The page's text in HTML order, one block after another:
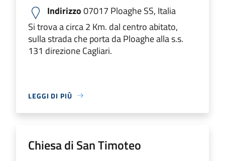
Indirizzo07017 Ploaghe SS, Italia
Si trova a circa 2 Km. dal centro abitato,
sulla strada che porta da Ploaghe alla s.s.
131 direzione Cagliari.
LEGGI DI PIÙ
Chiesa di San Timoteo